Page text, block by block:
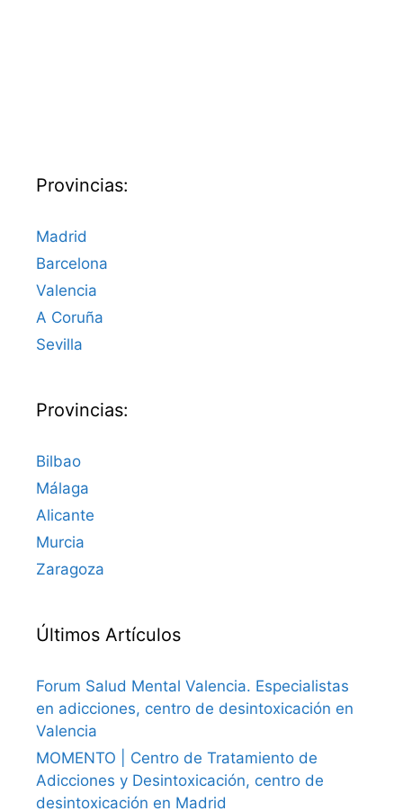
Provincias:
Madrid
Barcelona
Valencia
A Coruña
Sevilla
Provincias:
Bilbao
Málaga
Alicante
Murcia
Zaragoza
Últimos Artículos
Forum Salud Mental Valencia. Especialistas
en adicciones, centro de desintoxicación en
Valencia
MOMENTO | Centro de Tratamiento de
Adicciones y Desintoxicación, centro de
desintoxicación en Madrid